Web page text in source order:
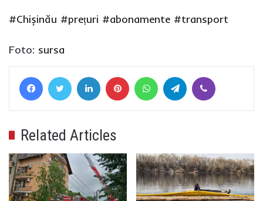
#Chișinău #prețuri #abonamente #transport
Foto: sursa
FacebookTwitter LinkedIn Pinterest WhatsAppTelegram
Related Articles